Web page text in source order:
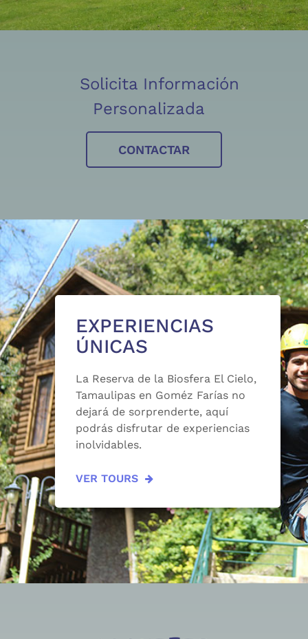
Solicita Información
Personalizada
CONTACTAR
EXPERIENCIAS
ÚNICAS
La Reserva de la Biosfera El Cielo,
Tamaulipas en Goméz Farías no
dejará de sorprenderte, aquí
podrás disfrutar de experiencias
inolvidables.
VER TOURS